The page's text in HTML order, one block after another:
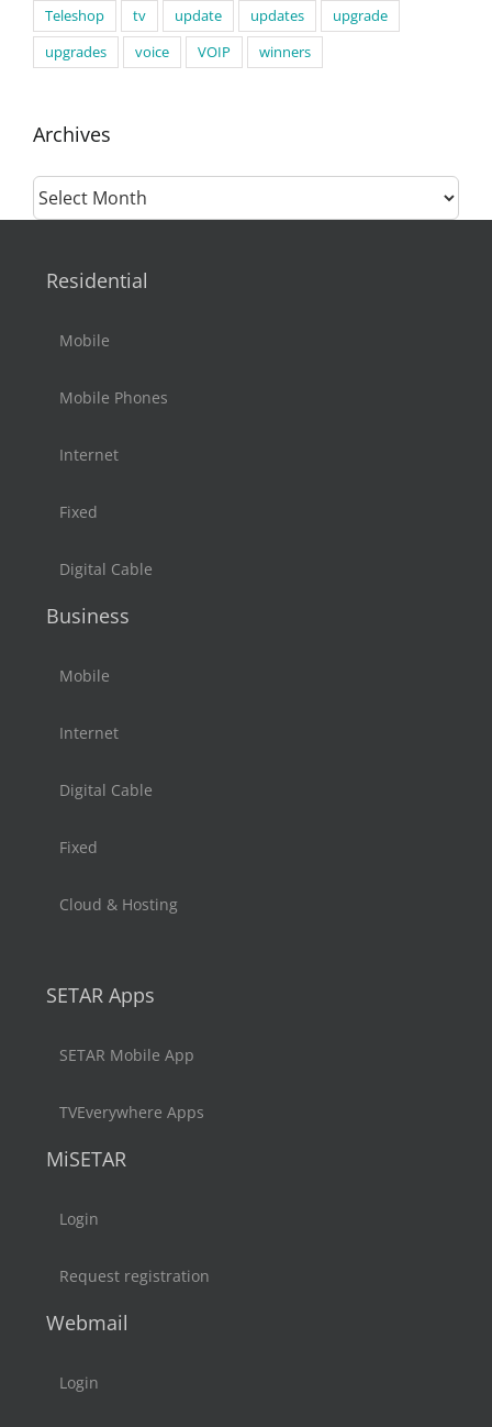
Teleshop tv update updates
upgrade
upgrades
voice VOIP winners
Archives
Archives
Residential
Mobile
Mobile Phones
Internet
Fixed
Digital Cable
Business
Mobile
Internet
Digital Cable
Fixed
Cloud & Hosting
SETAR Apps
SETAR Mobile App
TVEverywhere Apps
MiSETAR
Login
Request registration
Webmail
Login